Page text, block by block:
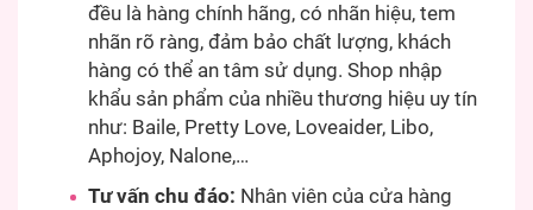
đều là hàng chính hãng, có nhãn hiệu, tem
nhãn rõ ràng, đảm bảo chất lượng, khách
hàng có thể an tâm sử dụng. Shop nhập
khẩu sản phẩm của nhiều thương hiệu uy tín
như: Baile, Pretty Love, Loveaider, Libo,
Aphojoy, Nalone,…
Tư vấn chu đáo: Nhân viên của cửa hàng